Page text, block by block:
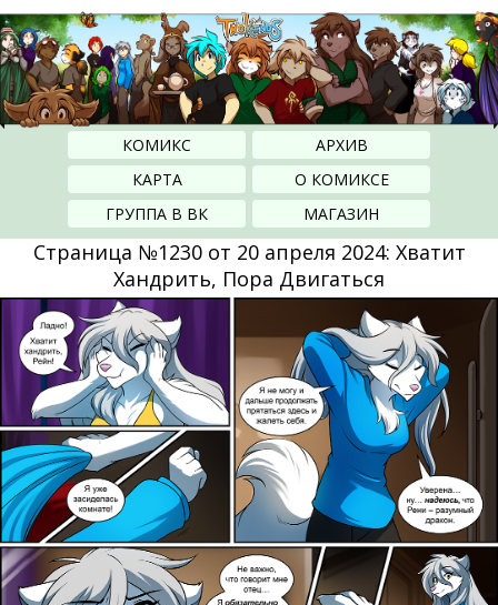
КОМИКС
АРХИВ
КАРТА
О КОМИКСЕ
ГРУППА В ВК
МАГАЗИН
Страница №1230 от 20 апреля 2024: Хватит
Хандрить, Пора Двигаться